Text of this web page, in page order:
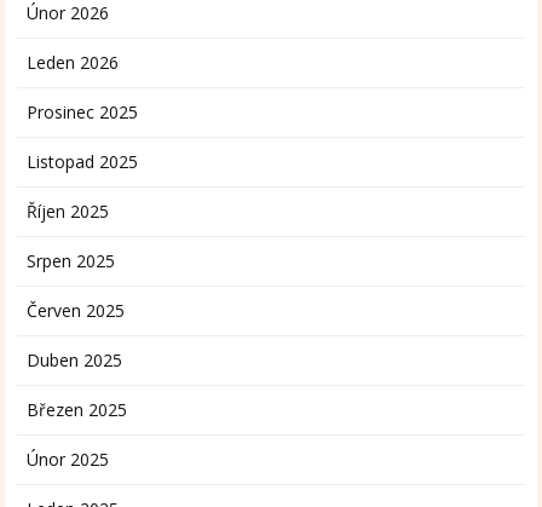
Únor 2026
Leden 2026
Prosinec 2025
Listopad 2025
Říjen 2025
Srpen 2025
Červen 2025
Duben 2025
Březen 2025
Únor 2025